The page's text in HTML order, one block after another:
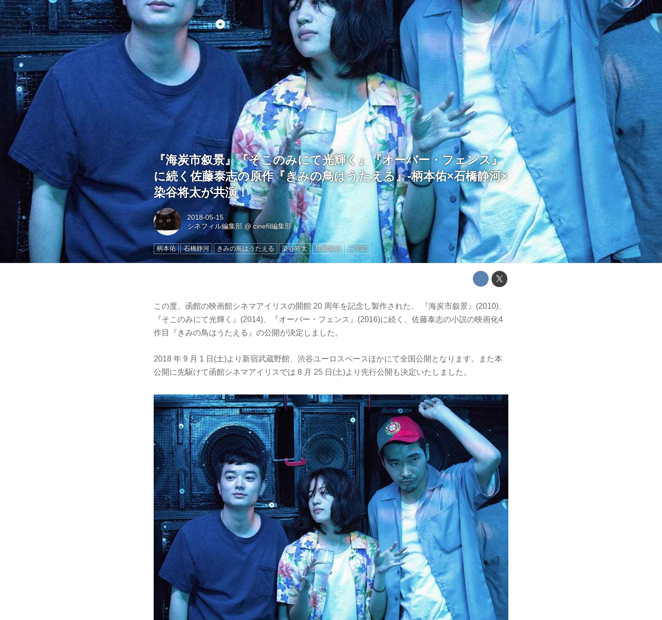
『海炭市叙景』『そこのみにて光輝く』『オーバー・フェンス』
に続く佐藤泰志の原作『きみの鳥はうたえる』-柄本佑×石橋静河×
染谷将太が共演！
2018-05-15
シネフィル編集部 @cinefil編集部
柄本佑 石橋静河 きみの鳥はうたえる 染谷将太 佐藤泰志 三宅唱
この度、函館の映画館シネマアイリスの開館 20 周年を記念し製作された、 『海炭市叙景』(2010)、
『そこのみにて光輝く』(2014)、『オーバー・フェンス』(2016)に続く、佐藤泰志の小説の映画化4
作目『きみの鳥はうたえる』の公開が決定しました。
2018 年 9 月 1 日(土)より新宿武蔵野館、渋谷ユーロスペースほかにて全国公開となります。また本
公開に先駆けて函館シネマアイリスでは 8 月 25 日(土)より先行公開も決定いたしました。